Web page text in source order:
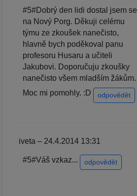
#5#Dobrý den lidi dostal jsem se
na Nový Porg. Děkuji celému
týmu ze zkoušek nanečisto,
hlavně bych poděkoval panu
profesoru Husaru a učiteli
Jakubovi. Doporučuju zkoušky
nanečisto všem mladším žákům.
Moc mi pomohly. :D
odpovědět
iveta – 24.4.2014 13:31
#5#Váš vzkaz... odpovědět